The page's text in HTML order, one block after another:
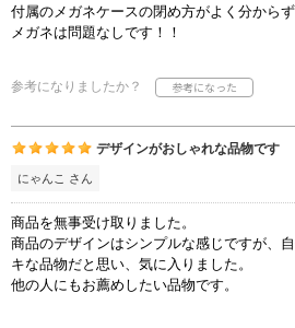
付属のメガネケースの閉め方がよく分から
メガネは問題なしです！！
参考になりましたか？
デザインがおしゃれな品物です
にゃんこ さん
商品を無事受け取りました。
商品のデザインはシンプルな感じですが、
キな品物だと思い、気に入りました。
他の人にもお薦めしたい品物です。